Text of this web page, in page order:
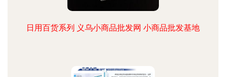
日用百货系列 义乌小商品批发网 小商品批发基地